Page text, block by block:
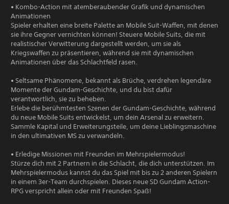
• Kombo-Action mit atemberaubender Grafik und dynamischen
Animationen
Spieler erhalten eine breite Palette an Mobile Suit-Waffen, mit denen
sie ihre Gegner vernichten können! Steuere Mobile Suits, die mit
realistischer Verwitterung dargestellt werden, um sie als
Kriegswaffen zu präsentieren, während sie mit dynamischen
Animationen über das Schlachtfeld rasen.
• Seltsame Phänomene, bekannt als Brüche, verdrehen legendäre
Momente der Gundam-Geschichte, und du bist dafür
verantwortlich, sie zu beheben.
Erlebe die berühmtesten Szenen der Gundam-Geschichte, während
du neue Mobile Suits entwickelst, um dein Arsenal zu erweitern.
Sammle Kapital und Erweiterungsteile, um deine Lieblingsmaschine
in den ultimativen MS zu verwandeln.
• Erledige Missionen mit Freunden im Mehrspielermodus!
Stürze dich mit 2 Partnern in die Schlacht, die dich unterstützen. Im
Mehrspielermodus kannst du das Spiel mit bis zu 2 anderen Spielern
in einem 3er-Team durchspielen. Dieses neue SD Gundam Action-
RPG verspricht allein oder mit Freunden Spaß!